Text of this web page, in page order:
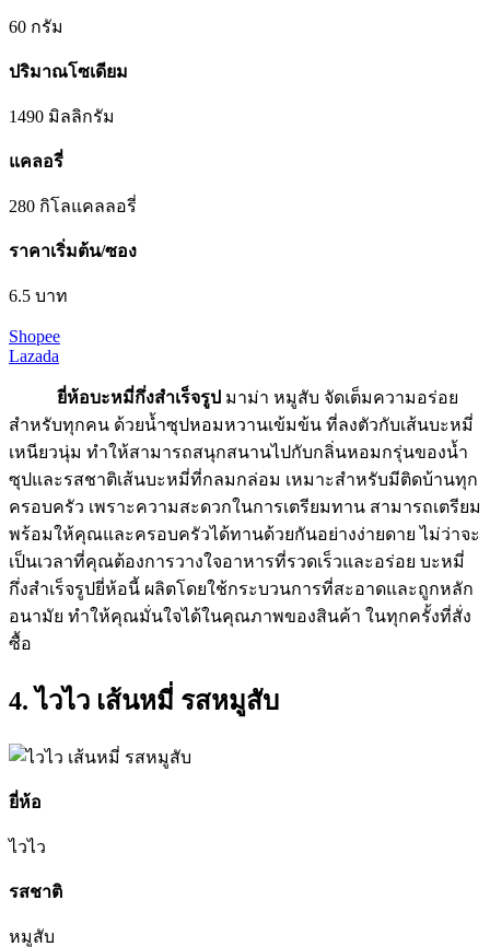
60 กรัม
ปริมาณโซเดียม
1490 มิลลิกรัม
แคลอรี่
280 กิโลแคลลอรี่
ราคาเริ่มต้น/ซอง
6.5 บาท
Shopee
Lazada
ยี่ห้อบะหมี่กึ่งสําเร็จรูป มาม่า หมูสับ จัดเต็มความอร่อย
สำหรับทุกคน ด้วยน้ำซุปหอมหวานเข้มข้น ที่ลงตัวกับเส้นบะหมี่
เหนียวนุ่ม ทำให้สามารถสนุกสนานไปกับกลิ่นหอมกรุ่นของน้ำ
ซุปและรสชาติเส้นบะหมี่ที่กลมกล่อม เหมาะสำหรับมีติดบ้านทุก
ครอบครัว เพราะความสะดวกในการเตรียมทาน สามารถเตรียม
พร้อมให้คุณและครอบครัวได้ทานด้วยกันอย่างง่ายดาย ไม่ว่าจะ
เป็นเวลาที่คุณต้องการวางใจอาหารที่รวดเร็วและอร่อย บะหมี่
กึ่งสำเร็จรูปยี่ห้อนี้ ผลิตโดยใช้กระบวนการที่สะอาดและถูกหลัก
อนามัย ทำให้คุณมั่นใจได้ในคุณภาพของสินค้า ในทุกครั้งที่สั่ง
ซื้อ
4. ไวไว เส้นหมี่ รสหมูสับ
ยี่ห้อ
ไวไว
รสชาติ
หมูสับ